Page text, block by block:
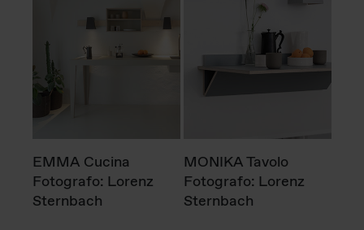
EMMA Cucina
Fotografo: Lorenz
Sternbach
MONIKA Tavolo
Fotografo: Lorenz
Sternbach